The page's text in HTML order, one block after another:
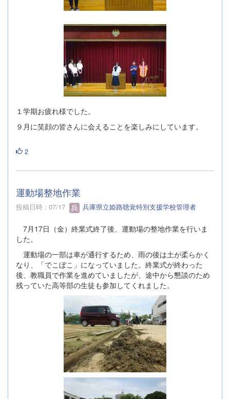
１学期お疲れ様でした。
９月に笑顔の皆さんに会えることを楽しみにしています。
2
運動場整地作業
投稿日時 : 07/17 兵庫県立姫路聴覚特別支援学校管理者
7月17日（金）終業式終了後、運動場の整地作業を行いま
した。
運動場の一部は車が通行するため、雨の後は土が柔らかく
なり、「でこぼこ」になっていました。終業式が終わった
後、教職員で作業を進めていましたが、途中から懇談のため
残っていた高等部の生徒も参加してくれました。